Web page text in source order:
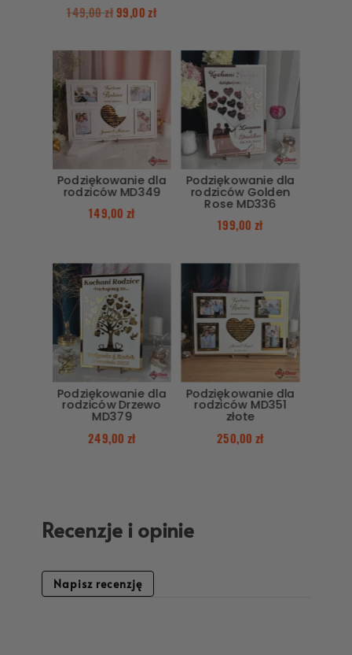
149,00zł99,00zł
Podziękowanie dla
rodziców MD349
149,00 zł
Podziękowanie dla
rodziców Golden
Rose MD336
199,00 zł
Podziękowanie dla
rodziców Drzewo
MD379
249,00 zł
Podziękowanie dla
rodziców MD351
złote
250,00 zł
Recenzje i opinie
Napisz recenzję